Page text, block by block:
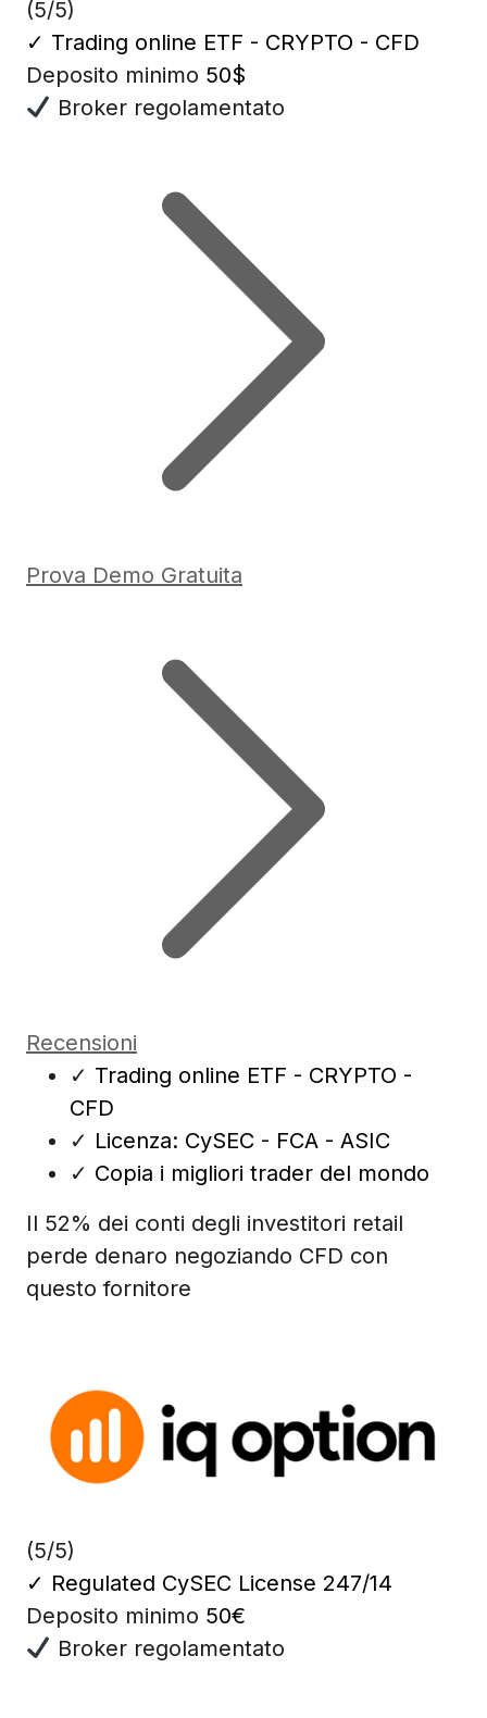
(5/5)
✓ Trading online ETF - CRYPTO - CFD
Deposito minimo 50$
Broker regolamentato
Prova Demo Gratuita
Recensioni
✓ Trading online ETF - CRYPTO -
CFD
✓ Licenza: CySEC - FCA - ASIC
✓ Copia i migliori trader del mondo
Il 52% dei conti degli investitori retail
perde denaro negoziando CFD con
questo fornitore
(5/5)
✓ Regulated CySEC License 247/14
Deposito minimo 50€
Broker regolamentato